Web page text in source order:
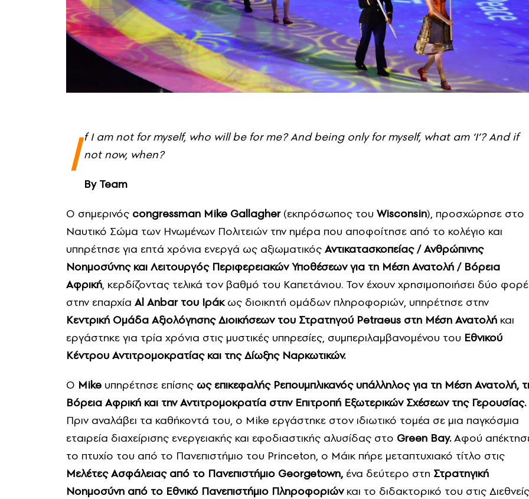
I f I am not for myself, who will be for me? And being only for myself, what am ‘I’? And if
not now, when?
By Team
Ο σημερινός congressman Mike Gallagher(εκπρόσωπος του Wisconsin), προσχώρησε στο
Ναυτικό Σώμα των Ηνωμένων Πολιτειών την ημέρα που αποφοίτησε από το κολέγιο και
υπηρέτησε για επτά χρόνια ενεργά ως αξιωματικός Αντικατασκοπείας / Ανθρώπινης
Νοημοσύνης και Λειτουργός Περιφερειακών Υποθέσεων για τη Μέση Ανατολή / Βόρεια
Αφρική, κερδίζοντας τελικά τον βαθμό του Καπετάνιου. Τον έχουν χρησιμοποιήσει δύο
στην επαρχία Al Anbar του Ιράκως διοικητή ομάδων πληροφοριών, υπηρέτησε στην
Κεντρική Ομάδα Αξιολόγησης Διοικήσεων του Στρατηγού Petraeus στη Μέση Ανατολή και
εργάστηκε για τρία χρόνια στις μυστικές υπηρεσίες, συμπεριλαμβανομένου του Εθνικού
Κέντρου Αντιτρομοκρατίας και της Δίωξης Ναρκωτικών.
Ο Mike υπηρέτησε επίσης ως επικεφαλής Ρεπουμπλικανός υπάλληλος για τη Μέση Ανατολή,
Βόρεια Αφρική και την Αντιτρομοκρατία στην Επιτροπή Εξωτερικών Σχέσεων της Γερουσίας.
Πριν αναλάβει τα καθήκοντά του, ο Mike εργάστηκε στον ιδιωτικό τομέα σε μια παγκόσμια
εταιρεία διαχείρισης ενεργειακής και εφοδιαστικής αλυσίδας στο Green Bay.Αφού
το πτυχίο του από το Πανεπιστήμιο του Princeton, ο Μάικ πήρε μεταπτυχιακό τίτλο στις
Μελέτες Ασφάλειας από το Πανεπιστήμιο Georgetown, ένα δεύτερο στη Στρατηγική
Νοημοσύνη από το Εθνικό Πανεπιστήμιο Πληροφοριώνκαι το διδακτορικό του στις Διεθνείς